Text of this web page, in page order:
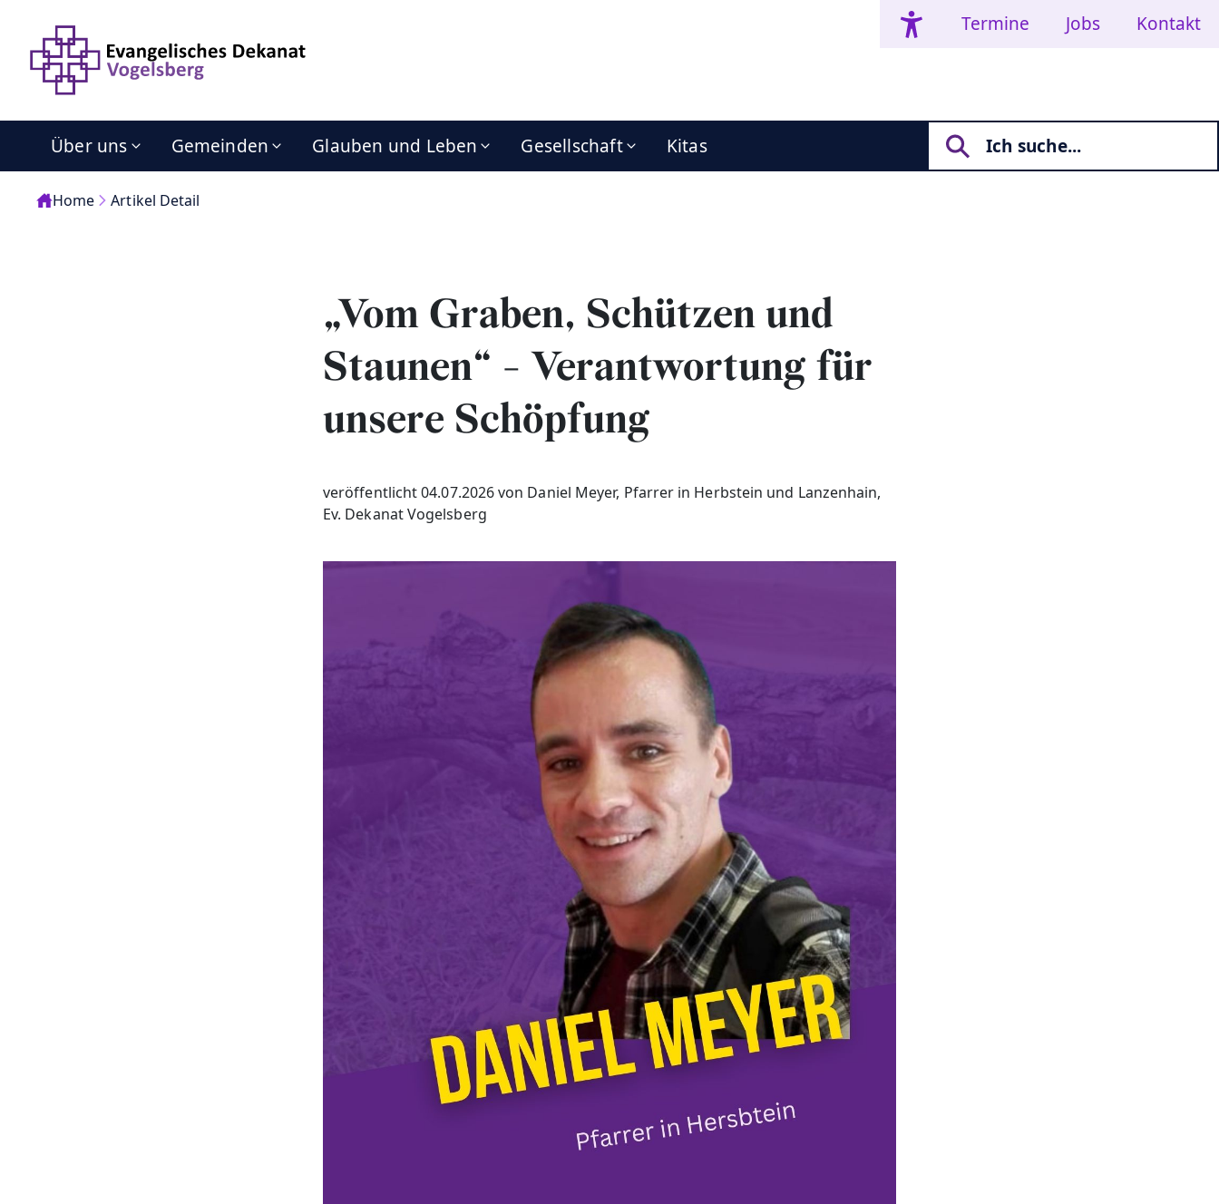
Termine Jobs Kontakt
Über uns Gemeinden Glauben und Leben Gesellschaft Kitas
Home Artikel Detail
„Vom Graben, Schützen und
Staunen“ - Verantwortung für
unsere Schöpfung
veröffentlicht 04.07.2026 von Daniel Meyer, Pfarrer in Herbstein und Lanzenhain,
Ev. Dekanat Vogelsberg